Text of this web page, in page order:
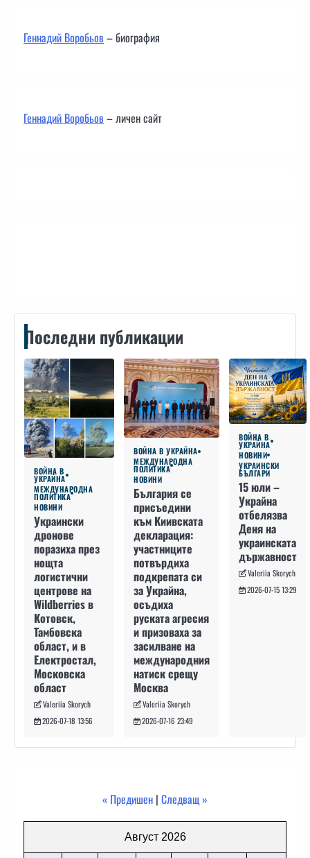
Геннадий Воробьов– биография
Геннадий Воробьов– личен сайт
Последни публикации
ВОЙНА В
УКРАЙНА
МЕЖДУНАРОДНА
ПОЛИТИКА
НОВИНИ
Украински
дронове
поразиха през
нощта
логистични
центрове на
Wildberries в
Котовск,
Тамбовска
област, и в
Електростал,
Московска
област
Valeriia Skorych
2026-07-18 13:56
ВОЙНА В УКРАЙНА
МЕЖДУНАРОДНА
ПОЛИТИКА
НОВИНИ
България се
присъедини
към Киивската
декларация:
участниците
потвърдиха
подкрепата си
за Украйна,
осъдиха
руската агресия
и призоваха за
засилване на
международния
натиск срещу
Москва
Valeriia Skorych
2026-07-16 23:49
ВОЙНА В
УКРАЙНА
НОВИНИ
УКРАИНСКИ
БЪЛГАРИ
15 юли –
Украйна
отбелязва
Деня на
украинската
държавност
Valeriia Skorych
2026-07-15 13:29
« Предишен | Следващ »
Август 2026